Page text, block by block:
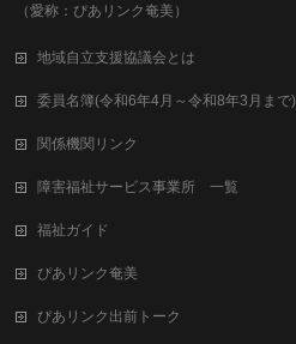
（愛称：ぴあリンク奄美）
地域自立支援協議会とは
委員名簿(令和6年4月～令和8年3月まで)
関係機関リンク
障害福祉サービス事業所 一覧
福祉ガイド
ぴあリンク奄美
ぴあリンク出前トーク